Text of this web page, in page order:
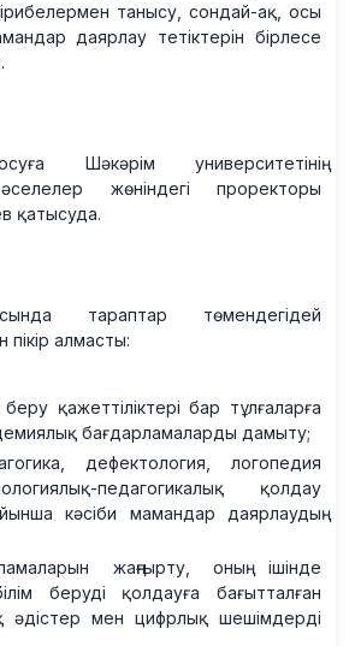
танысу, сондай-ақ, осы
даярлау тетіктерін бірлесе
Шәкәрім университетінің
жөніндегі проректоры
қатысуда.
тараптар төмендегідей
пікір алмасты:
қажеттіліктері бар тұлғаларға
бағдарламаларды дамыту;
дефектология, логопедия
педагогикалық қолдау
кәсіби мамандар даярлаудың
жаңғырту, оның ішінде
беруді қолдауға бағытталған
әдістер мен цифрлық шешімдерді